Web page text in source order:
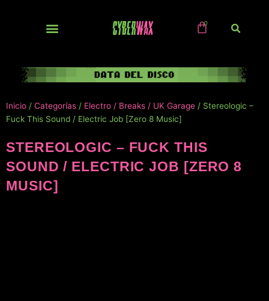
Inicio / Categorías / Electro / Breaks / UK Garage / Stereologic –
Fuck This Sound / Electric Job [Zero 8 Music]
STEREOLOGIC – FUCK THIS
SOUND / ELECTRIC JOB [ZERO 8
MUSIC]